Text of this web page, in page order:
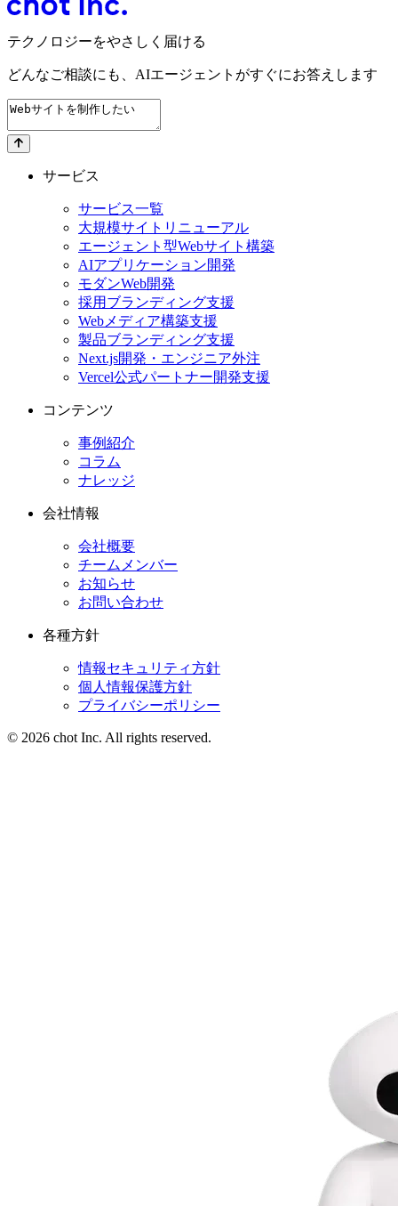
テクノロジーをやさしく届ける
どんなご相談にも、 AIエージェントがすぐにお答えします
サービス
サービス一覧
大規模サイトリニューアル
エージェント型Webサイト構築
AIアプリケーション開発
モダンWeb開発
採用ブランディング支援
Webメディア構築支援
製品ブランディング支援
Next.js開発・エンジニア外注
Vercel公式パートナー開発支援
コンテンツ
事例紹介
コラム
ナレッジ
会社情報
会社概要
チームメンバー
お知らせ
お問い合わせ
各種方針
情報セキュリティ方針
個人情報保護方針
プライバシーポリシー
© 2026 chot Inc. All rights reserved.